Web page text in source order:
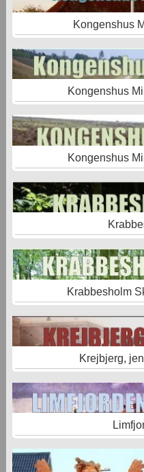
Kongenshus
Kongenshus
Kongenshus
Krabbesholm
Krejbjerg,